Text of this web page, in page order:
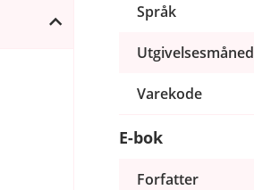
Språk
Utgivelsesmåned
Varekode
E-bok
Forfatter